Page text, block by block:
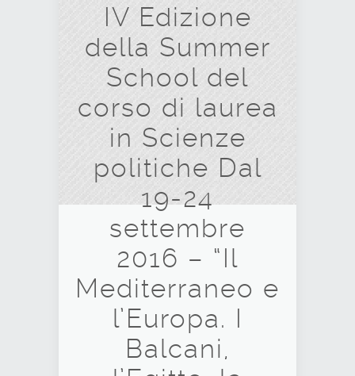
IV Edizione
della Summer
School del
corso di laurea
in Scienze
politiche Dal
19-24
settembre
2016 – “Il
Mediterraneo e
l’Europa. I
Balcani,